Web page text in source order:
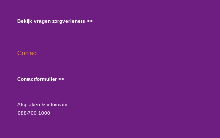
Bekijk vragen zorgverleners >>
Contact
Contactformulier >>
Afspraken & informatie:
088-700 1000